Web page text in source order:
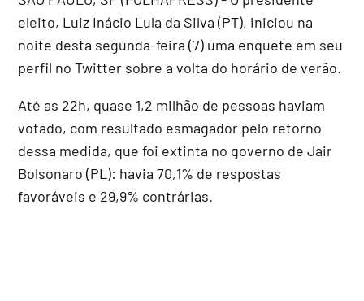
eleito, Luiz Inácio Lula da Silva (PT), iniciou na
noite desta segunda-feira (7) uma enquete em seu
perfil no Twitter sobre a volta do horário de verão.
Até as 22h, quase 1,2 milhão de pessoas haviam
votado, com resultado esmagador pelo retorno
dessa medida, que foi extinta no governo de Jair
Bolsonaro (PL): havia 70,1% de respostas
favoráveis e 29,9% contrárias.